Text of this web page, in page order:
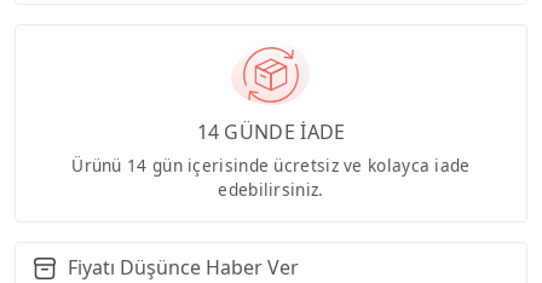
14 GÜNDE İADE
Ürünü 14 gün içerisinde ücretsiz ve kolayca iade
edebilirsiniz.
Fiyatı Düşünce Haber Ver